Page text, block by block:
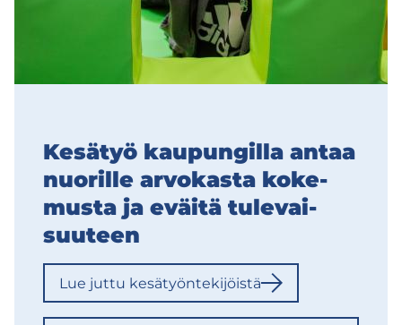
Ke­sä­työ kau­pun­gil­la antaa
nuo­ril­le ar­vo­kas­ta ko­ke­
mus­ta ja eväi­tä tu­le­vai­
suu­teen
Lue juttu ke­sä­työn­te­ki­jöis­tä